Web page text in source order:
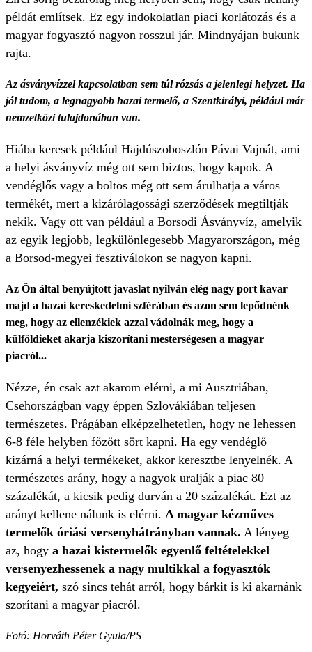
példát említsek. Ez egy indokolatlan piaci korlátozás és a
magyar fogyasztó nagyon rosszul jár. Mindnyájan bukunk
rajta.
Az ásványvízzel kapcsolatban sem túl rózsás a jelenlegi helyzet. Ha
jól tudom, a legnagyobb hazai termelő, a Szentkirályi, például már
nemzetközi tulajdonában van.
Hiába keresek például Hajdúszoboszlón Pávai Vajnát, ami
a helyi ásványvíz még ott sem biztos, hogy kapok. A
vendéglős vagy a boltos még ott sem árulhatja a város
termékét, mert a kizárólagossági szerződések megtiltják
nekik. Vagy ott van például a Borsodi Ásványvíz, amelyik
az egyik legjobb, legkülönlegesebb Magyarországon, még
a Borsod-megyei fesztiválokon se nagyon kapni.
Az Ön által benyújtott javaslat nyilván elég nagy port kavar
majd a hazai kereskedelmi szférában és azon sem lepődnénk
meg, hogy az ellenzékiek azzal vádolnák meg, hogy a
külföldieket akarja kiszorítani mesterségesen a magyar
piacról...
Nézze, én csak azt akarom elérni, a mi Ausztriában,
Csehországban vagy éppen Szlovákiában teljesen
természetes. Prágában elképzelhetetlen, hogy ne lehessen
6-8 féle helyben főzött sört kapni. Ha egy vendéglő
kizárná a helyi termékeket, akkor keresztbe lenyelnék. A
természetes arány, hogy a nagyok uralják a piac 80
százalékát, a kicsik pedig durván a 20 százalékát. Ezt az
arányt kellene nálunk is elérni. A magyar kézműves
termelők óriási versenyhátrányban vannak. A lényeg
az, hogy a hazai kistermelők egyenlő feltételekkel
versenyezhessenek a nagy multikkal a fogyasztók
kegyeiért, szó sincs tehát arról, hogy bárkit is ki akarnánk
szorítani a magyar piacról.
Fotó: Horváth Péter Gyula/PS